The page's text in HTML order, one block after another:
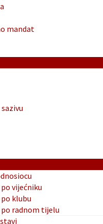
mandat
vijećniku
klubu
radnom tijelu